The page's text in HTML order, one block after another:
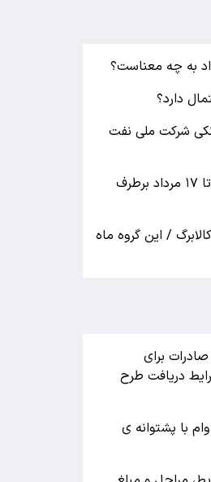
به چه معناست؟
دارد؟
شرکت ملی نفت
بانک ملی: مشکلات حساب‌ها تا ۱۷ مرداد برطرف
/ این گروه ماه
صادرات برای
دریافت طرح
با پشتوانه ی